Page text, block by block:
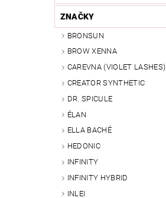
ZNAČKY
BRONSUN
BROW XENNA
CAREVNA (VIOLET LASHES)
CREATOR SYNTHETIC
DR. SPICULE
ÉLAN
ELLA BACHÉ
HEDONIC
INFINITY
INFINITY HYBRID
INLEI